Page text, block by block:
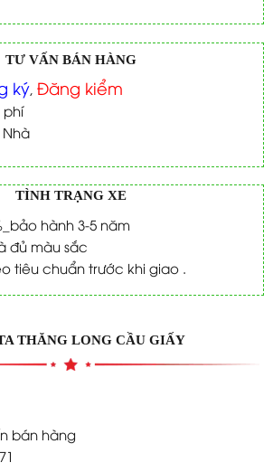
TƯ VẤN BÁN HÀNG
ký, Đăng kiểm
phí
Nhà
TÌNH TRẠNG XE
hành 3-5 năm
đủ màu sắc
tiêu chuẩn trước khi giao .
THĂNG LONG CẦU GIẤY
bán hàng